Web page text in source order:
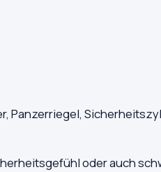
Panzerriegel,
oder auch